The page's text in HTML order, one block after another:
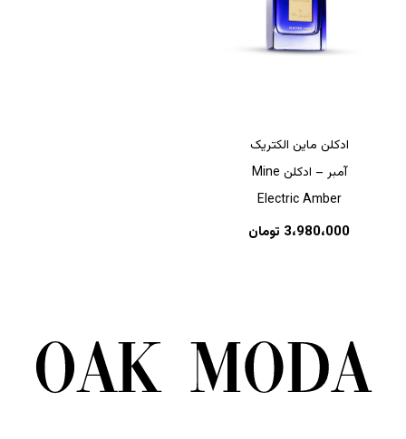
ادکلن ماین الکتریک
آمبر – ادکلن Mine
Electric Amber
3،980،000 تومان